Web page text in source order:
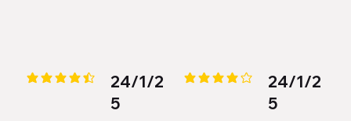
la calificación promedio es 4.4 de 5
24/1/2
5
la calificación promedio es 3.8
24/1/2
5